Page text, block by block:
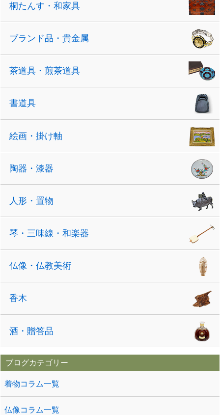
桐たんす・和家具
ブランド品・貴金属
茶道具・煎茶道具
書道具
絵画・掛け軸
陶器・漆器
人形・置物
琴・三味線・和楽器
仏像・仏教美術
香木
酒・贈答品
ブログカテゴリー
着物コラム一覧
仏像コラム一覧